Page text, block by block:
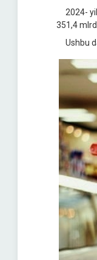
2024- yil
351,4
Ushbu